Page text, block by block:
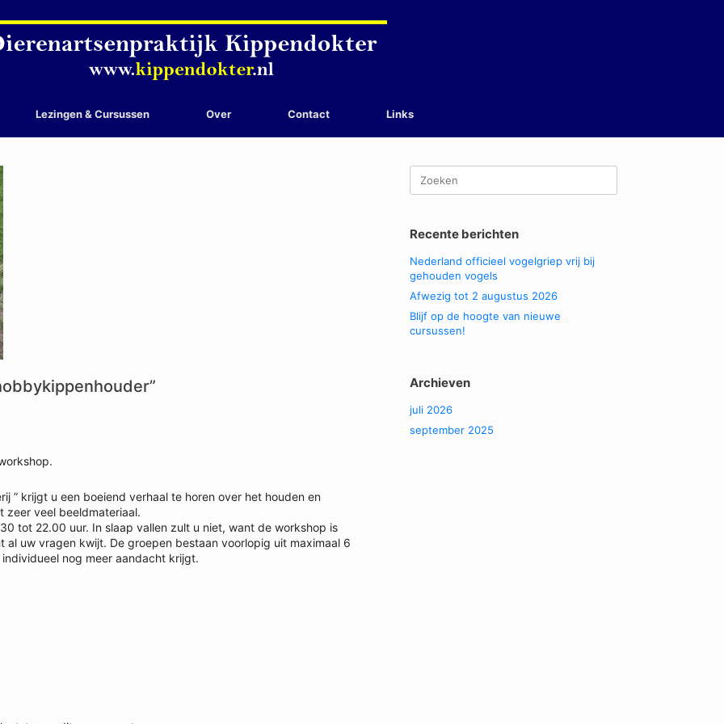
Lezingen & Cursussen Over Contact Links
” krijgt u een boeiend verhaal te horen over het houden en
veel beeldmateriaal.
tot 22.00 uur. In slaap vallen zult u niet, want de workshop is
uw vragen kwijt. De groepen bestaan voorlopig uit maximaal 6
nog meer aandacht krijgt.
naar:
Recente berichten
Nederland officieel vogelgriep vrij bij
gehouden vogels
Afwezig tot 2 augustus 2026
Blijf op de hoogte van nieuwe
cursussen!
Archieven
juli 2026
september 2025